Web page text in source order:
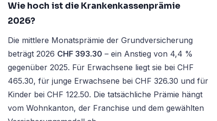
Wie hoch ist die Krankenkassenprämie
2026?
Die mittlere Monatsprämie der Grundversicherung
beträgt 2026 CHF 393.30 – ein Anstieg von 4,4 %
gegenüber 2025. Für Erwachsene liegt sie bei CHF
465.30, für junge Erwachsene bei CHF 326.30 und für
Kinder bei CHF 122.50. Die tatsächliche Prämie hängt
vom Wohnkanton, der Franchise und dem gewählten